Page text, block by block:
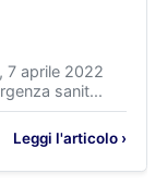
7 aprile 2022
sanit...
Leggi l'articolo ›